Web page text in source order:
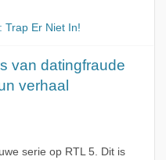
Trap Er Niet In!
van datingfraude
verhaal
serie op RTL 5. Dit is